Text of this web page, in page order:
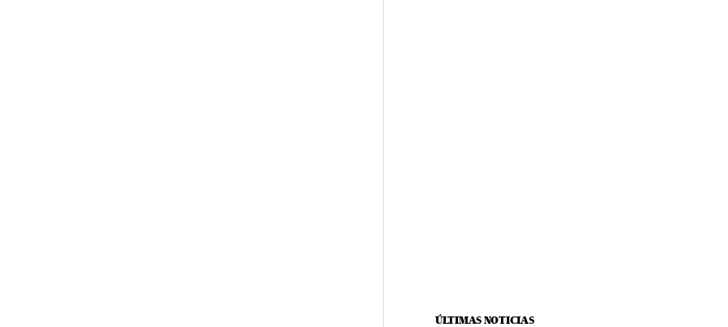
ÚLTIMAS NOTICIAS